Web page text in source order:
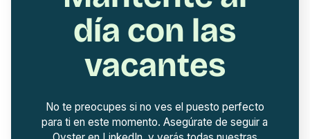
día con las
vacantes
No te preocupes si no ves el puesto perfecto
para ti en este momento. Asegúrate de seguir a